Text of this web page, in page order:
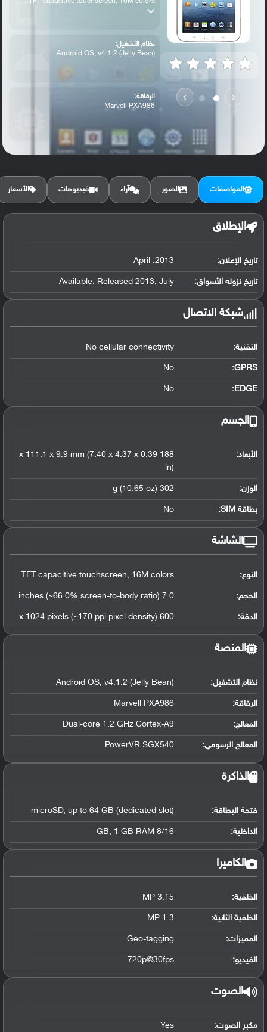
‹
›
نظام التشغيل:
Android OS, v4.1.2 (Jelly Bean)
الرقاقة:
Marvell PXA986
الرام / التخزين:
المواصفات الصور آراء فيديوهات الأسعار
الإطلاق
تاريخ الإعلان: 2013, April
تاريخ نزوله الأسواق: Available. Released 2013, July
شبكة الاتصال
التقنية: No cellular connectivity
GPRS:
No
EDGE:
No
الجسم
الأبعاد:
188 x 111.1 x 9.9 mm (7.40 x 4.37 x 0.39
in)
الوزن: 302 g (10.65 oz)
بطاقة SIM: No
الشاشة
النوع: TFT capacitive touchscreen, 16M colors
الحجم: 7.0 inches (~66.0% screen-to-body ratio)
الدقة: 600 x 1024 pixels (~170 ppi pixel density)
المنصة
نظام التشغيل:
Android OS, v4.1.2 (Jelly Bean)
الرقاقة:
Marvell PXA986
المعالج:
Dual-core 1.2 GHz Cortex-A9
المعالج الرسومي:
PowerVR SGX540
الذاكرة
فتحة البطاقة: microSD, up to 64 GB (dedicated slot)
الداخلية: 8/16 GB, 1 GB RAM
الكاميرا
الخلفية: 3.15 MP
الخلفية الثانية: 1.3 MP
المميزات: Geo-tagging
الفيديو: 720p@30fps
الصوت
مكبر الصوت: Yes